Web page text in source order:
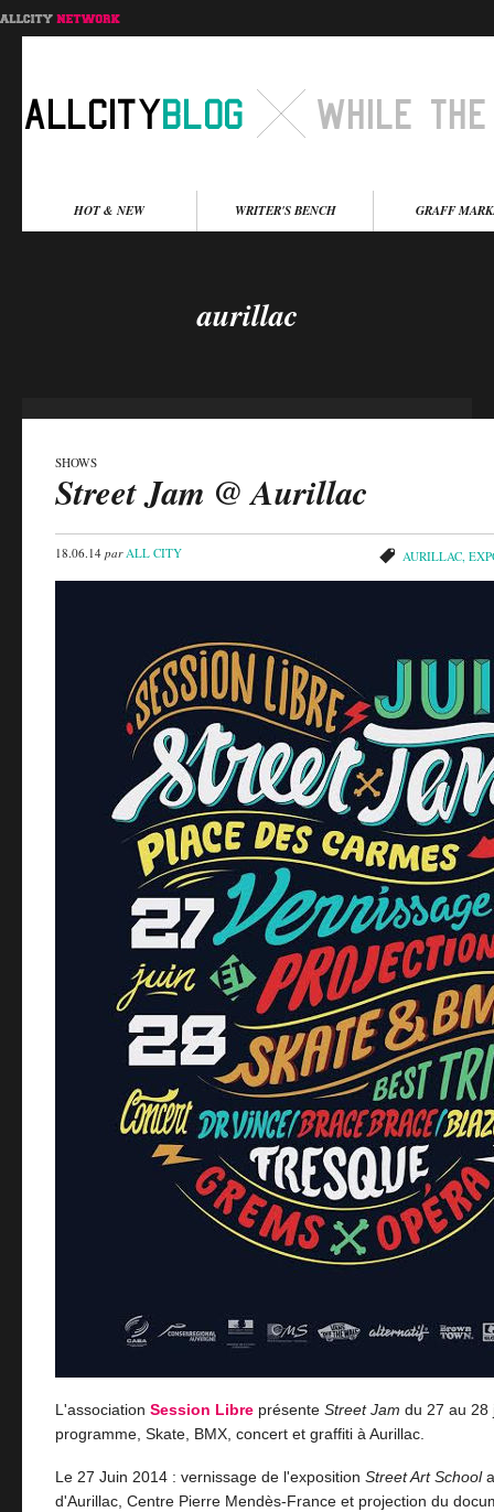
Aller au contenu
Aller au contenu
HOT & NEW WRITER'S BENCH GRAFF
aurillac
SHOWS
Street Jam @ Aurillac
18.06.14 par ALL CITY AURILLAC
L'association Session Libre présente Street Jam du 27 au 28
programme, Skate, BMX, concert et graffiti à Aurillac.
Le 27 Juin 2014 : vernissage de l'exposition Street Art School
d'Aurillac, Centre Pierre Mendès-France et projection du